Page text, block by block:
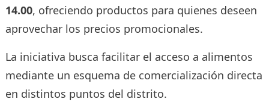
14.00, ofreciendo productos para quienes deseen
aprovechar los precios promocionales.
La iniciativa busca facilitar el acceso a alimentos
mediante un esquema de comercialización directa
en distintos puntos del distrito.